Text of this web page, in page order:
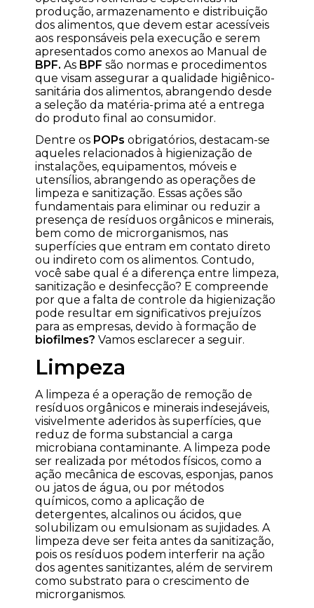
produção, armazenamento e distribuição
dos alimentos, que devem estar acessíveis
aos responsáveis pela execução e serem
apresentados como anexos ao Manual de
BPF. As BPF são normas e procedimentos
que visam assegurar a qualidade higiênico-
sanitária dos alimentos, abrangendo desde
a seleção da matéria-prima até a entrega
do produto final ao consumidor.
Dentre os POPs obrigatórios, destacam-se
aqueles relacionados à higienização de
instalações, equipamentos, móveis e
utensílios, abrangendo as operações de
limpeza e sanitização. Essas ações são
fundamentais para eliminar ou reduzir a
presença de resíduos orgânicos e minerais,
bem como de microrganismos, nas
superfícies que entram em contato direto
ou indireto com os alimentos. Contudo,
você sabe qual é a diferença entre limpeza,
sanitização e desinfecção? E compreende
por que a falta de controle da higienização
pode resultar em significativos prejuízos
para as empresas, devido à formação de
biofilmes? Vamos esclarecer a seguir.
Limpeza
A limpeza é a operação de remoção de
resíduos orgânicos e minerais indesejáveis,
visivelmente aderidos às superfícies, que
reduz de forma substancial a carga
microbiana contaminante. A limpeza pode
ser realizada por métodos físicos, como a
ação mecânica de escovas, esponjas, panos
ou jatos de água, ou por métodos
químicos, como a aplicação de
detergentes, alcalinos ou ácidos, que
solubilizam ou emulsionam as sujidades. A
limpeza deve ser feita antes da sanitização,
pois os resíduos podem interferir na ação
dos agentes sanitizantes, além de servirem
como substrato para o crescimento de
microrganismos.